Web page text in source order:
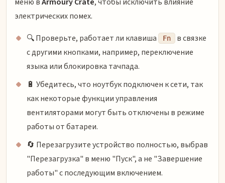
электрических помех.
🔍 Проверьте, работает ли клавиша
Fn
в связке
с другими кнопками, например, переключение
языка или блокировка тачпада.
🔋 Убедитесь, что ноутбук подключен к сети, так
как некоторые функции управления
вентиляторами могут быть отключены в режиме
работы от батареи.
🔄 Перезагрузите устройство полностью, выбрав
"Перезагрузка" в меню "Пуск", а не "Завершение
работы" с последующим включением.